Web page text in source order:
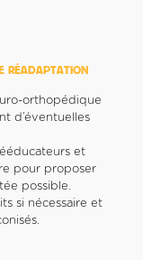
RÉADAPTATION
orthopédique
d’éventuelles
et
pour proposer
possible.
si nécessaire et